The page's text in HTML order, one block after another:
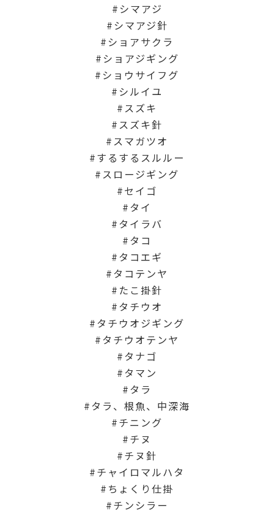
シマアジ
シマアジ針
ショアサクラ
ショアジギング
ショウサイフグ
シルイユ
スズキ
スズキ針
スマガツオ
するするスルルー
スロージギング
セイゴ
タイ
タイラバ
タコ
タコエギ
タコテンヤ
たこ掛針
タチウオ
タチウオジギング
タチウオテンヤ
タナゴ
タマン
タラ
タラ、根魚、中深海
チニング
チヌ
チヌ針
チャイロマルハタ
ちょくり仕掛
チンシラー